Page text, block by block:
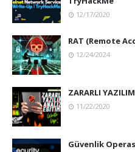
12/17/2020
RAT (Remote
12/24/2024
ZARARLI
11/22/2020
Güvenlik